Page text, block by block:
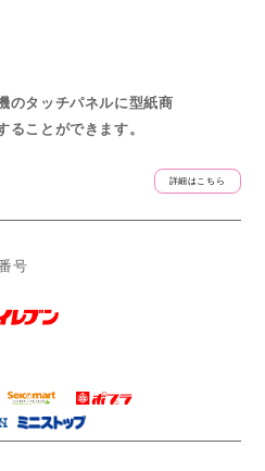
のタッチパネルに型紙商
ることができます。
詳細はこちら
号